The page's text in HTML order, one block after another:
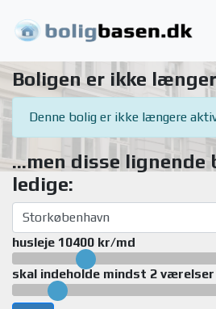
Boligen er ikke
Denne bolig er ikke længere
...men disse lignende
ledige:
husleje 10400 kr/md
skal indeholde mindst 2 værelser